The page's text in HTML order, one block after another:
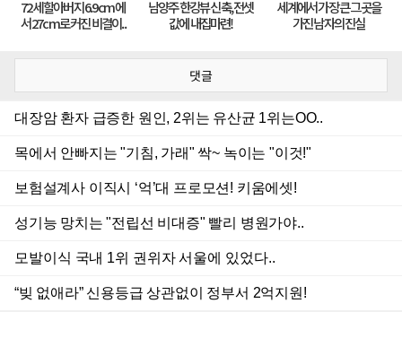
댓글